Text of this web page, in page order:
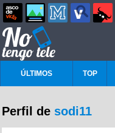
ÚLTIMOS TOP
Perfil de sodi11